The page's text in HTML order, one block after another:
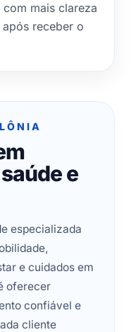
mais clareza
receber o
e
especializada
e cuidados em
oferecer
confiável e
cliente